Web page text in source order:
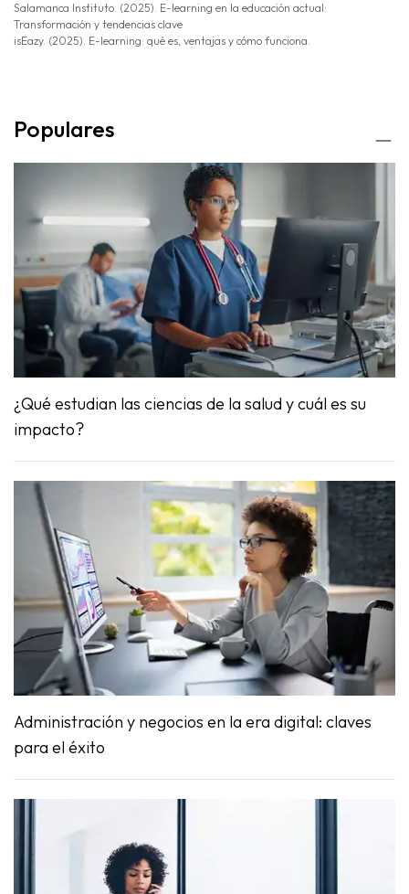
Salamanca Instituto. (2025). E-learning en la educación actual:
Transformación y tendencias clave
isEazy. (2025). E-learning: qué es, ventajas y cómo funciona.
Populares
¿Qué estudian las ciencias de la salud y cuál es su
impacto?
Administración y negocios en la era digital: claves
para el éxito